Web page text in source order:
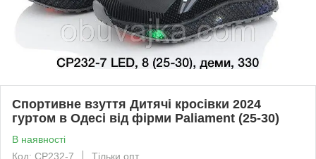
Спортивне взуття Дитячі кросівки 2024
гуртом в Одесі від фірми Paliament (25-30)
В наявності
Код: CP232-7
Тільки опт